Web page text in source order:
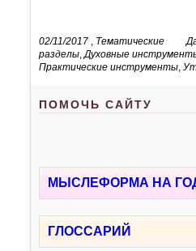
02/11/2017
Тематические
разделы ,Духовные
Практические инструменты
ПОМОЧЬ САЙТУ
МЫСЛЕФОРМА НА
ГЛОССАРИЙ